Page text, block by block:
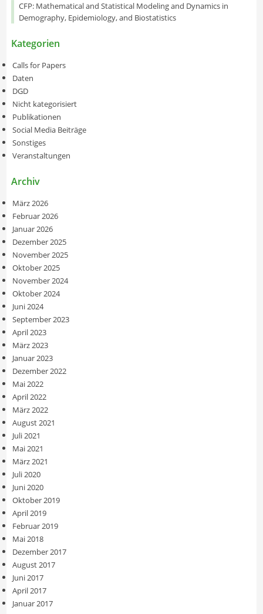
CFP: Mathematical and Statistical Modeling and Dynamics in
Demography, Epidemiology, and Biostatistics
Kategorien
Calls for Papers
Daten
DGD
Nicht kategorisiert
Publikationen
Social Media Beiträge
Sonstiges
Veranstaltungen
Archiv
März 2026
Februar 2026
Januar 2026
Dezember 2025
November 2025
Oktober 2025
November 2024
Oktober 2024
Juni 2024
September 2023
April 2023
März 2023
Januar 2023
Dezember 2022
Mai 2022
April 2022
März 2022
August 2021
Juli 2021
Mai 2021
März 2021
Juli 2020
Juni 2020
Oktober 2019
April 2019
Februar 2019
Mai 2018
Dezember 2017
August 2017
Juni 2017
April 2017
Januar 2017